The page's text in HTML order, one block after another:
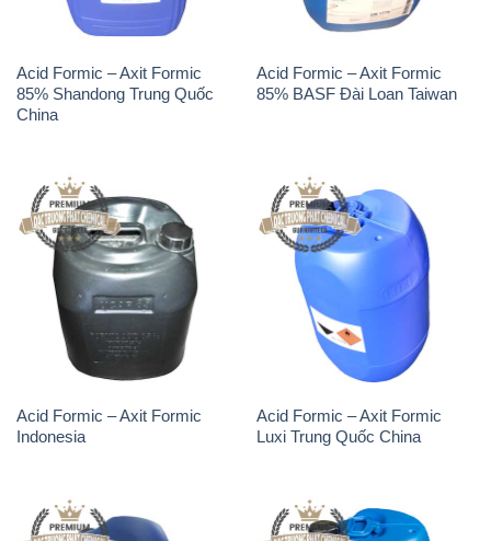
Acid Formic – Axit Formic
85% Shandong Trung Quốc
China
Acid Formic – Axit Formic
85% BASF Đài Loan Taiwan
Acid Formic – Axit Formic
Indonesia
Acid Formic – Axit Formic
Luxi Trung Quốc China